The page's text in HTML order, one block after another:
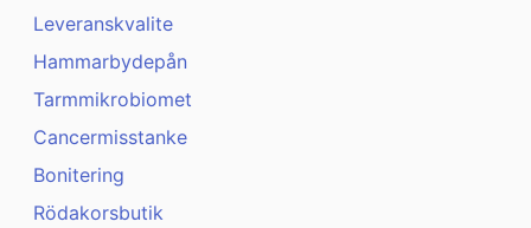
Leveranskvalite
Hammarbydepån
Tarmmikrobiomet
Cancermisstanke
Bonitering
Rödakorsbutik